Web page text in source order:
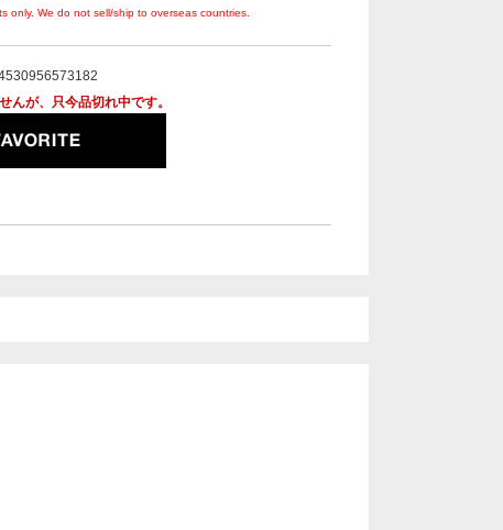
only. We do not sell/ship to overseas countries.
んが、只今品切れ中です。